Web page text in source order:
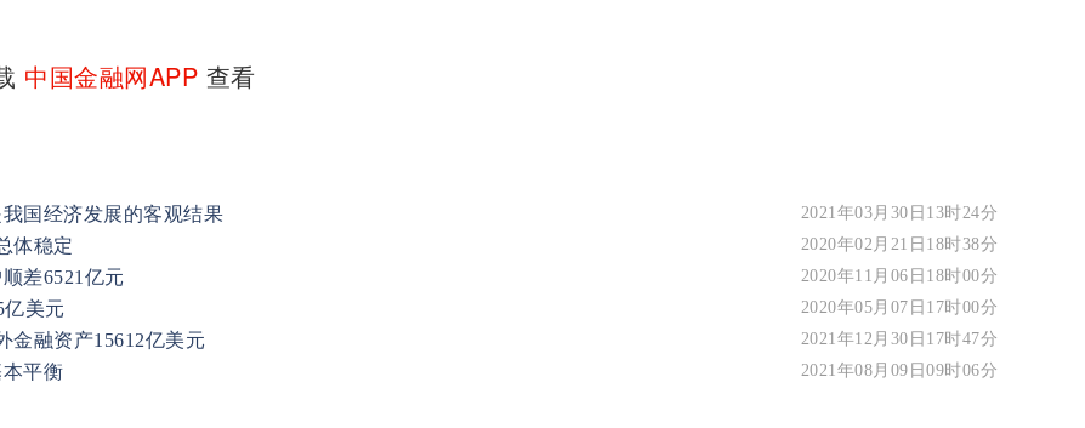
中国金融网APP 查看
国经济发展的客观结果 2021年03月30日13时24分
体稳定 2020年02月21日18时38分
差6521亿元 2020年11月06日18时00分
美元 2020年05月07日17时00分
金融资产15612亿美元 2021年12月30日17时47分
平衡 2021年08月09日09时06分